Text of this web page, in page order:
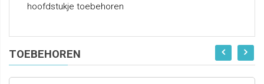
hoofdstukje toebehoren
TOEBEHOREN